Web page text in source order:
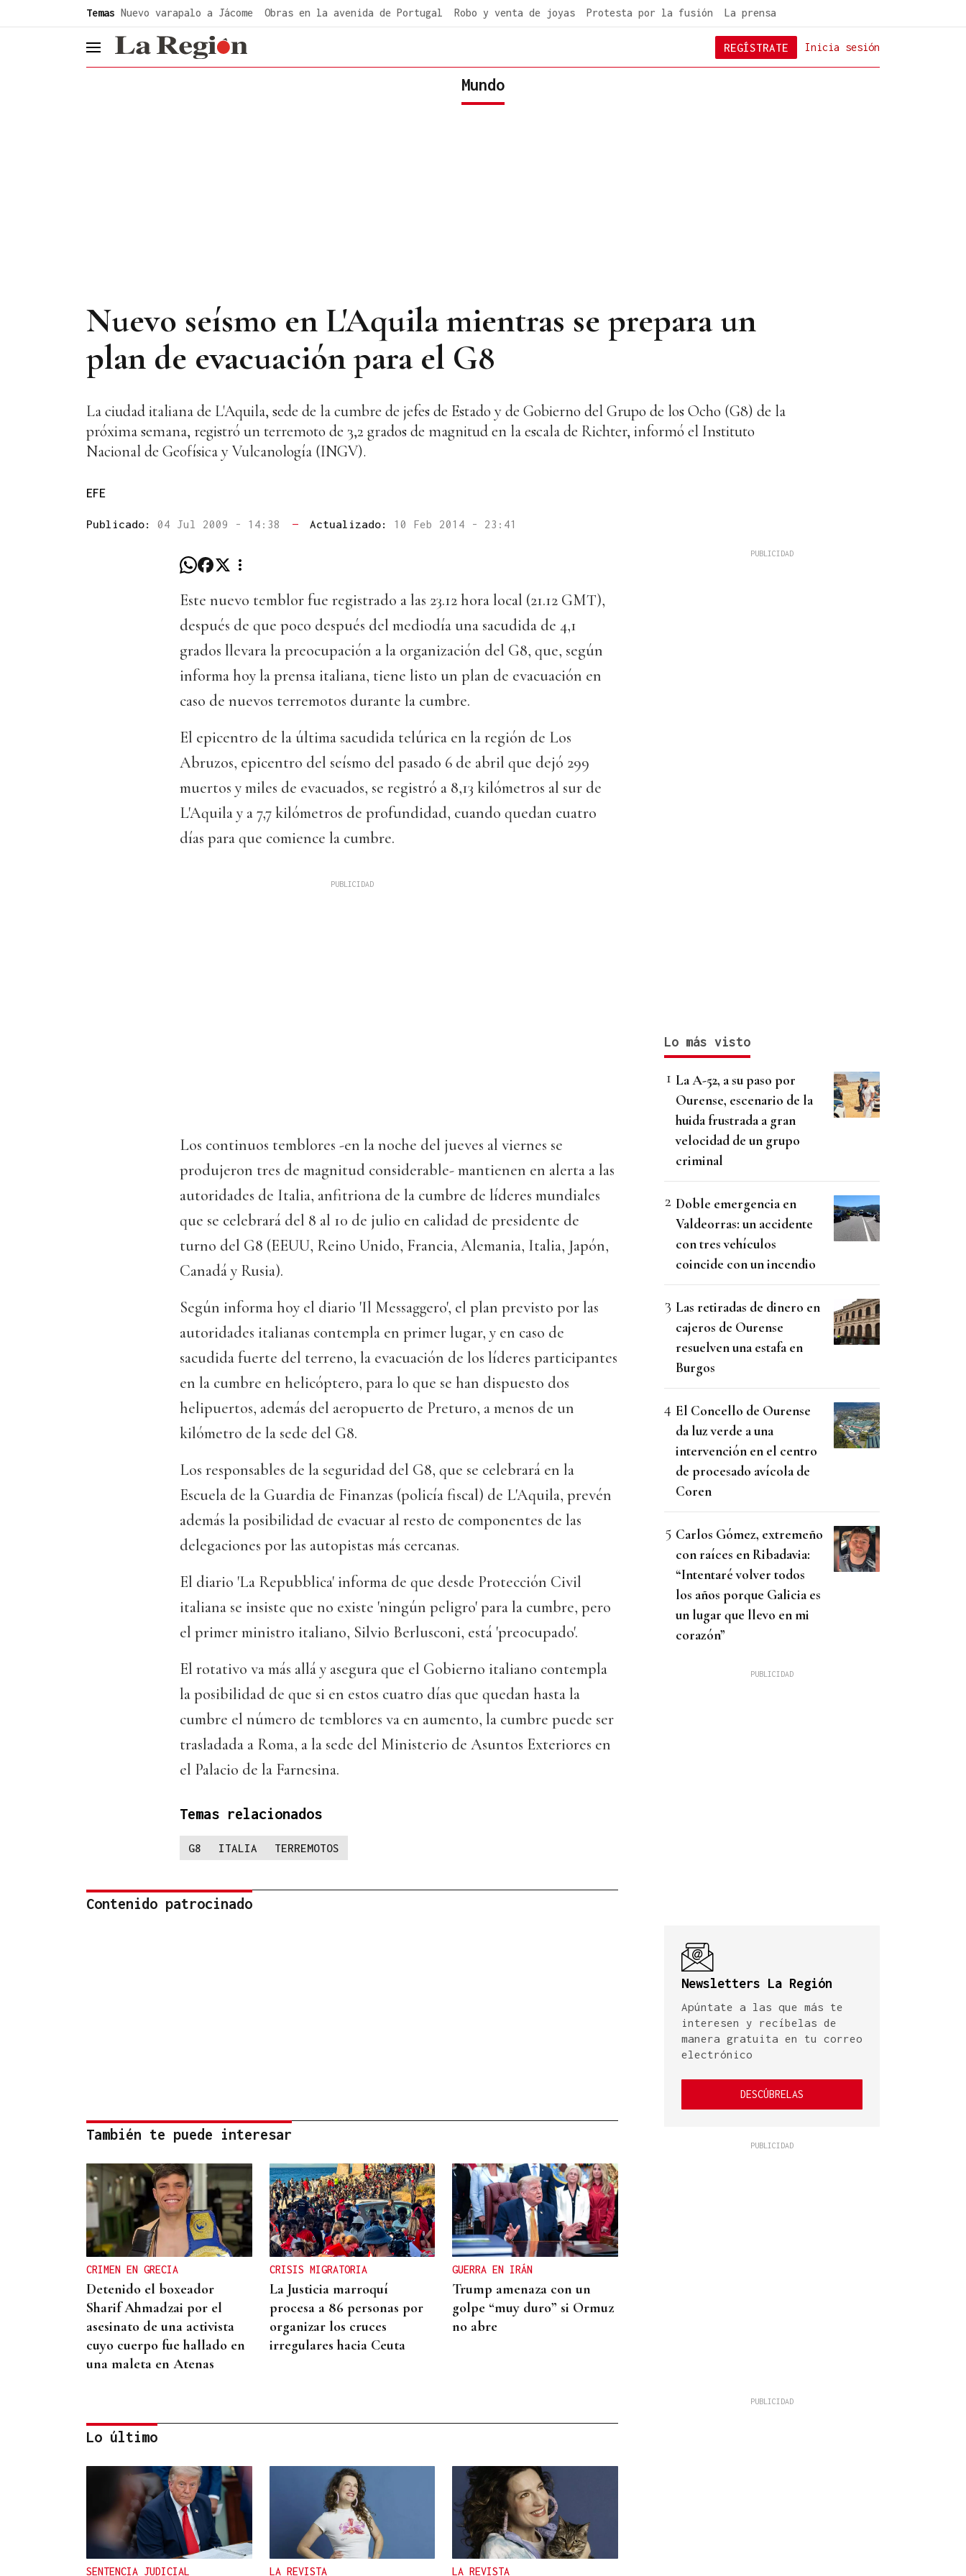
Temas Nuevo varapalo a Jácome Obras en la avenida de Portugal Robo y venta de joyas Protesta por la fusión La prensa
header.menu.open Inicia sesión
REGÍSTRATE
Mundo
Nuevo seísmo en L'Aquila mientras se prepara un
plan de evacuación para el G8
La ciudad italiana de L'Aquila, sede de la cumbre de jefes de Estado y de Gobierno del Grupo de los Ocho (G8) de la
próxima semana, registró un terremoto de 3,2 grados de magnitud en la escala de Richter, informó el Instituto
Nacional de Geofísica y Vulcanología (INGV).
EFE
Publicado: 04 Jul 2009 - 14:38 — Actualizado: 10 Feb 2014 - 23:41
Este nuevo temblor fue registrado a las 23.12 hora local (21.12 GMT),
después de que poco después del mediodía una sacudida de 4,1
grados llevara la preocupación a la organización del G8, que, según
informa hoy la prensa italiana, tiene listo un plan de evacuación en
caso de nuevos terremotos durante la cumbre.
El epicentro de la última sacudida telúrica en la región de Los
Abruzos, epicentro del seísmo del pasado 6 de abril que dejó 299
muertos y miles de evacuados, se registró a 8,13 kilómetros al sur de
L'Aquila y a 7,7 kilómetros de profundidad, cuando quedan cuatro
días para que comience la cumbre.
Los continuos temblores -en la noche del jueves al viernes se
produjeron tres de magnitud considerable- mantienen en alerta a las
autoridades de Italia, anfitriona de la cumbre de líderes mundiales
que se celebrará del 8 al 10 de julio en calidad de presidente de
turno del G8 (EEUU, Reino Unido, Francia, Alemania, Italia, Japón,
Canadá y Rusia).
Según informa hoy el diario 'Il Messaggero', el plan previsto por las
autoridades italianas contempla en primer lugar, y en caso de
sacudida fuerte del terreno, la evacuación de los líderes participantes
en la cumbre en helicóptero, para lo que se han dispuesto dos
helipuertos, además del aeropuerto de Preturo, a menos de un
kilómetro de la sede del G8.
Los responsables de la seguridad del G8, que se celebrará en la
Escuela de la Guardia de Finanzas (policía fiscal) de L'Aquila, prevén
además la posibilidad de evacuar al resto de componentes de las
delegaciones por las autopistas más cercanas.
El diario 'La Repubblica' informa de que desde Protección Civil
italiana se insiste que no existe 'ningún peligro' para la cumbre, pero
el primer ministro italiano, Silvio Berlusconi, está 'preocupado'.
El rotativo va más allá y asegura que el Gobierno italiano contempla
la posibilidad de que si en estos cuatro días que quedan hasta la
cumbre el número de temblores va en aumento, la cumbre puede ser
trasladada a Roma, a la sede del Ministerio de Asuntos Exteriores en
el Palacio de la Farnesina.
Temas relacionados
G8 ITALIA TERREMOTOS
Contenido patrocinado
También te puede interesar
CRIMEN EN GRECIA
Detenido el boxeador
Sharif Ahmadzai por el
asesinato de una activista
cuyo cuerpo fue hallado en
una maleta en Atenas
CRISIS MIGRATORIA
La Justicia marroquí
procesa a 86 personas por
organizar los cruces
irregulares hacia Ceuta
GUERRA EN IRÁN
Trump amenaza con un
golpe “muy duro” si Ormuz
no abre
REPRESENTANTE DE EEUU EN
BRASILIA
EEUU revoca el visado de la
embajadora de Brasil en el
Washington
Lo último
SENTENCIA JUDICIAL LA REVISTA LA REVISTA
Lo más visto
La A-52, a su paso por
Ourense, escenario de la
huida frustrada a gran
velocidad de un grupo
criminal
Doble emergencia en
Valdeorras: un accidente
con tres vehículos
coincide con un incendio
Las retiradas de dinero en
cajeros de Ourense
resuelven una estafa en
Burgos
El Concello de Ourense
da luz verde a una
intervención en el centro
de procesado avícola de
Coren
Carlos Gómez, extremeño
con raíces en Ribadavia:
“Intentaré volver todos
los años porque Galicia es
un lugar que llevo en mi
corazón”
Newsletters La Región
Apúntate a las que más te
interesen y recíbelas de
manera gratuita en tu correo
electrónico
DESCÚBRELAS